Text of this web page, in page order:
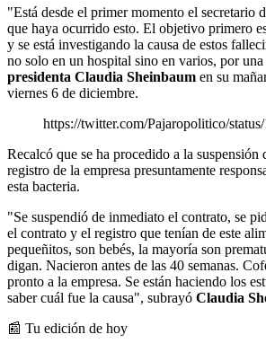
"Está desde el primer momento el secretario
que haya ocurrido esto. El objetivo primero
y se está investigando la causa de estos
no solo en un hospital sino en varios, por
presidenta Claudia Sheinbaum en su
viernes 6 de diciembre.
https://twitter.com/Pajaropolitico/
Recalcó que se ha procedido a la suspensión
registro de la empresa presuntamente
esta bacteria.
"Se suspendió de inmediato el contrato, se
el contrato y el registro que tenían de este
pequeñitos, son bebés, la mayoría son
digan. Nacieron antes de las 40 semanas.
pronto a la empresa. Se están haciendo los
saber cuál fue la causa", subrayó Claudia
📰 Tu edición de hoy